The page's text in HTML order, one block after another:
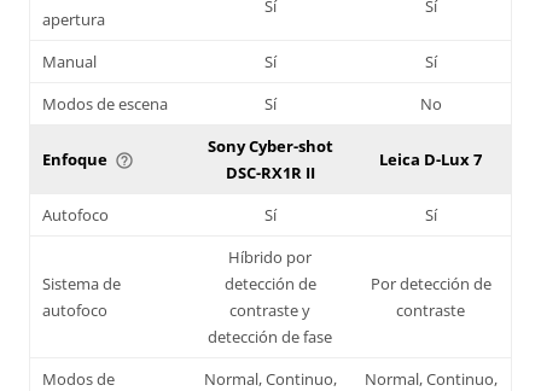
apertura
Sí Sí
Manual Sí
Sí
Modos de escena
Sí No
Enfoque help_outline
Sony Cyber-shot
DSC-RX1R II
Leica D-Lux 7
Autofoco Sí Sí
Sistema de
autofoco
Híbrido por
detección de
contraste y
detección de fase
Por detección de
contraste
Modos de
Normal, Continuo,
Normal, Continuo,